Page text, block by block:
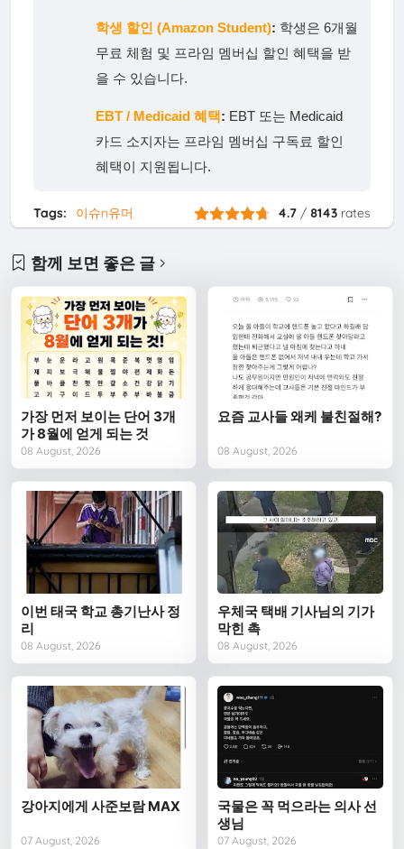
학생 할인 (Amazon Student): 학생은 6개월
무료 체험 및 프라임 멤버십 할인 혜택을 받
을 수 있습니다.
EBT / Medicaid 혜택: EBT 또는 Medicaid
카드 소지자는 프라임 멤버십 구독료 할인
혜택이 지원됩니다.
Tags: 이슈n유머 4.7 / 8143 rates
함께 보면 좋은 글
가장 먼저 보이는 단어 3개
가 8월에 얻게 되는 것
08 August, 2026
요즘 교사들 왜케 불친절해?
08 August, 2026
이번 태국 학교 총기난사 정
리
08 August, 2026
우체국 택배 기사님의 기가
막힌 촉
08 August, 2026
강아지에게 사준보람 MAX
07 August, 2026
국물은 꼭 먹으라는 의사 선
생님
07 August, 2026